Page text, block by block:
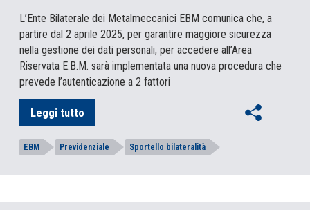
L’Ente Bilaterale dei Metalmeccanici EBM comunica che, a
partire dal 2 aprile 2025, per garantire maggiore sicurezza
nella gestione dei dati personali, per accedere all’Area
Riservata E.B.M. sarà implementata una nuova procedura che
prevede l’autenticazione a 2 fattori
Leggi tutto
EBM Previdenziale Sportello bilateralità